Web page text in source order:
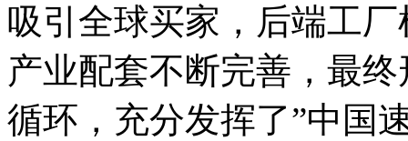
吸引全球买家，后端工
产业配套不断完善，最
循环，充分发挥了”中国